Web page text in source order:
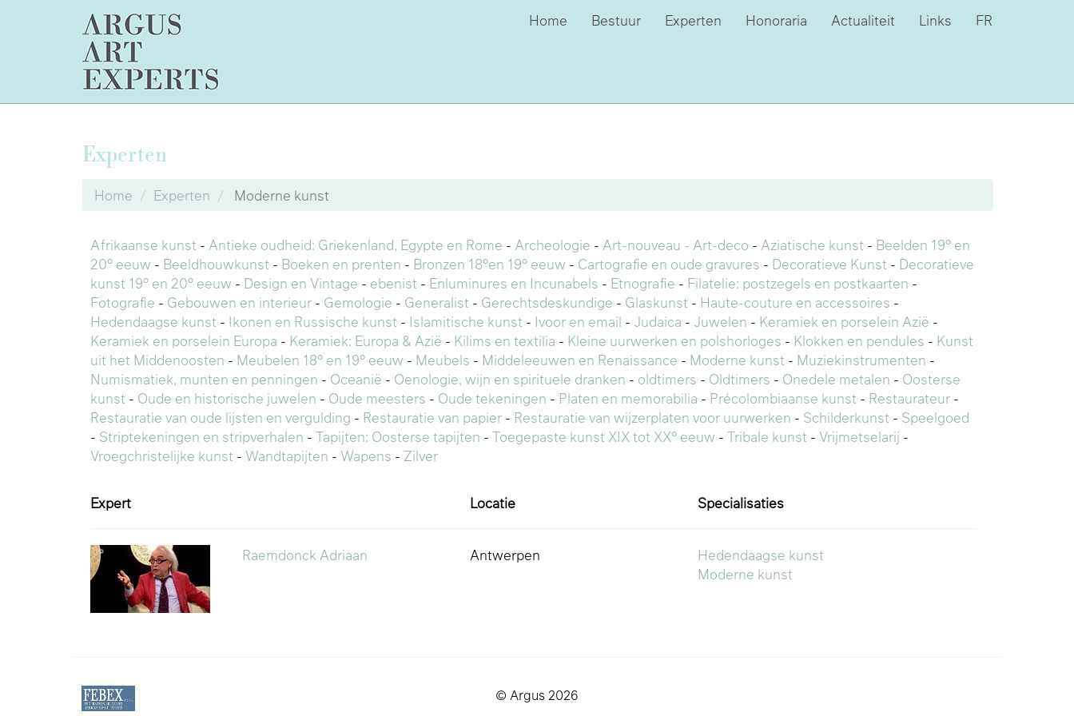
Home Bestuur Experten Honoraria Actualiteit Links FR
Experten
Home Experten Moderne kunst
Afrikaanse kunst - Antieke oudheid: Griekenland, Egypte en Rome - Archeologie - Art-nouveau - Art-deco - Aziatische kunst - Beelden 19° en
20° eeuw - Beeldhouwkunst - Boeken en prenten - Bronzen 18°en 19° eeuw - Cartografie en oude gravures - Decoratieve Kunst - Decoratieve
kunst 19° en 20° eeuw - Design en Vintage - ebenist - Enluminures en Incunabels - Etnografie - Filatelie: postzegels en postkaarten -
Fotografie - Gebouwen en interieur - Gemologie - Generalist - Gerechtsdeskundige - Glaskunst - Haute-couture en accessoires -
Hedendaagse kunst - Ikonen en Russische kunst - Islamitische kunst - Ivoor en email - Judaica - Juwelen - Keramiek en porselein Azië -
Keramiek en porselein Europa - Keramiek: Europa & Azië - Kilims en textilia - Kleine uurwerken en polshorloges - Klokken en pendules - Kunst
uit het Middenoosten - Meubelen 18° en 19° eeuw - Meubels - Middeleeuwen en Renaissance - Moderne kunst - Muziekinstrumenten -
Numismatiek, munten en penningen - Oceanië - Oenologie, wijn en spirituele dranken - oldtimers - Oldtimers - Onedele metalen - Oosterse
kunst - Oude en historische juwelen - Oude meesters - Oude tekeningen - Platen en memorabilia - Précolombiaanse kunst - Restaurateur -
Restauratie van oude lijsten en vergulding - Restauratie van papier - Restauratie van wijzerplaten voor uurwerken - Schilderkunst - Speelgoed
- Striptekeningen en stripverhalen - Tapijten: Oosterse tapijten - Toegepaste kunst XIX tot XX° eeuw - Tribale kunst - Vrijmetselarij -
Vroegchristelijke kunst - Wandtapijten - Wapens - Zilver
Expert Locatie Specialisaties
Raemdonck Adriaan Antwerpen
Hedendaagse kunst
Moderne kunst
© Argus 2026